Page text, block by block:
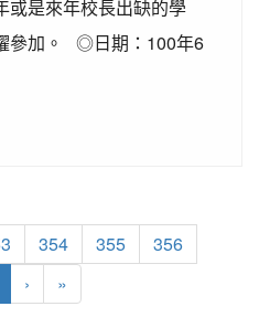
或是來年校長出缺的學
參加。 ◎日期：100年6
354 355
356
(current)
› »